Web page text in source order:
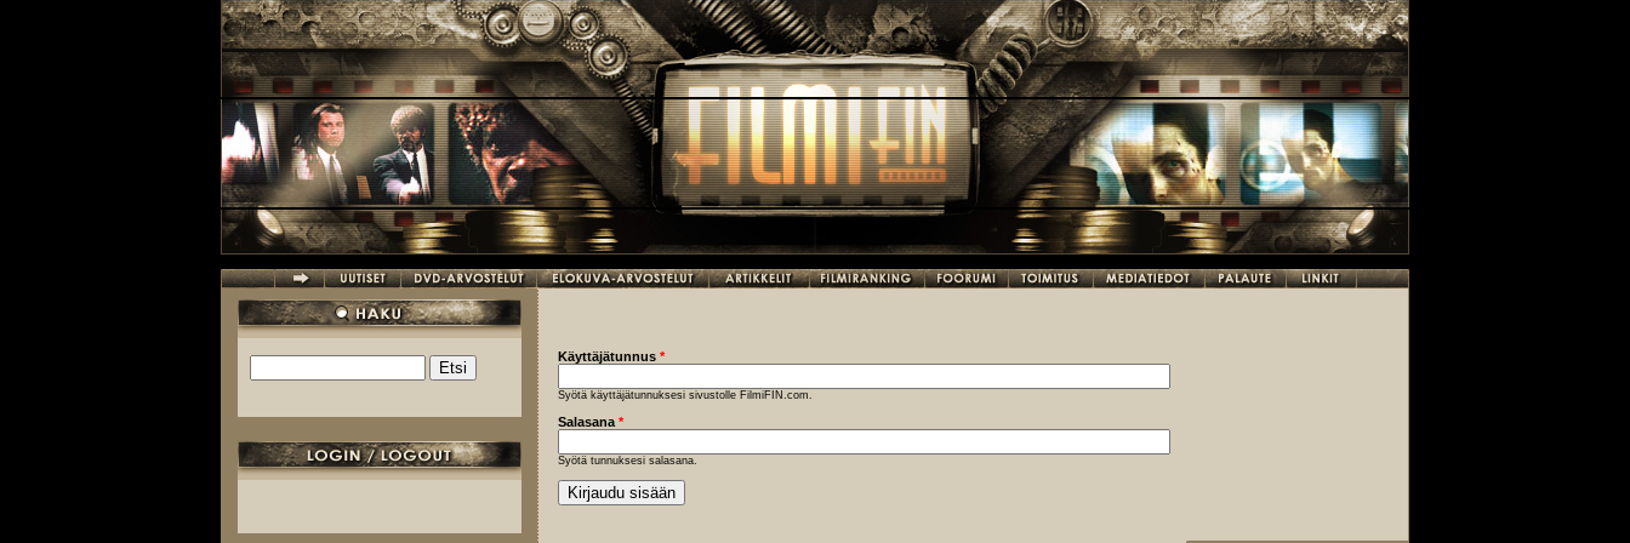
Hakulomake
Käyttäjätunnus *
Syötä käyttäjätunnuksesi sivustolle FilmiFIN.com.
Salasana *
Syötä tunnuksesi salasana.